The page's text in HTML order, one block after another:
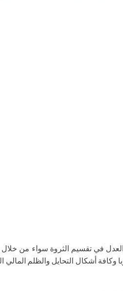
في تقسيم الثروة سواء من خلال
وكافة أشكال التحايل والظلم المالي